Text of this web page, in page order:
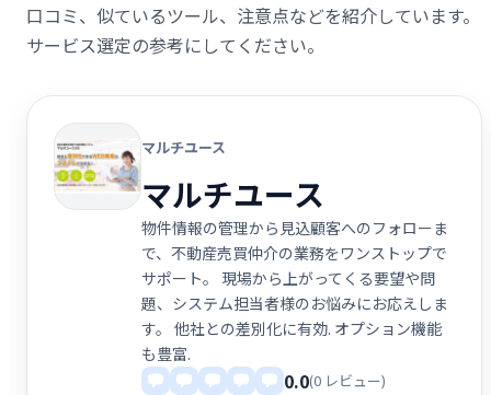
口コミ、似ているツール、注意点などを紹介しています。
サービス選定の参考にしてください。
マルチユース
マルチユース
物件情報の管理から見込顧客へのフォローま
で、不動産売買仲介の業務をワンストップで
サポート。 現場から上がってくる要望や問
題、システム担当者様のお悩みにお応えしま
す。 他社との差別化に有効. オプション機能
も豊富.
0.0(0 レビュー)